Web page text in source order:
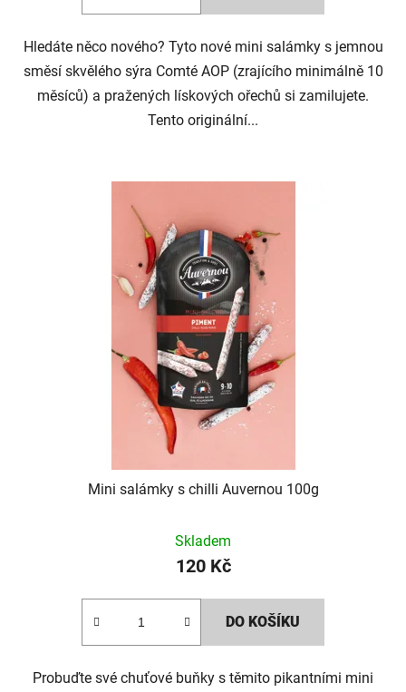
Hledáte něco nového? Tyto nové mini salámky s jemnou
směsí skvělého sýra Comté AOP (zrajícího minimálně 10
měsíců) a pražených lískových ořechů si zamilujete.
Tento originální...
Mini salámky s chilli Auvernou 100g
Skladem
120 Kč
DO KOŠÍKU
Probuďte své chuťové buňky s těmito pikantními mini